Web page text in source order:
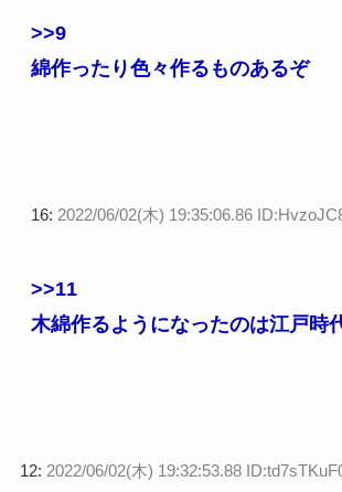
>>9
綿作ったり色々作るものあるぞ
16: 2022/06/02(木) 19:35:06.86
>>11
木綿作るようになったのは江戸時
12: 2022/06/02(木) 19:32:53.88